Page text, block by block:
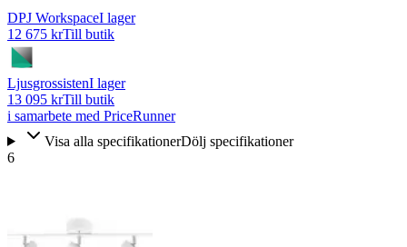
DPJ WorkspaceI lager
12 675 krTill butik
LjusgrossistenI lager
13 095 krTill butik
i samarbete med PriceRunner
Visa alla specifikationerDölj specifikationer
6